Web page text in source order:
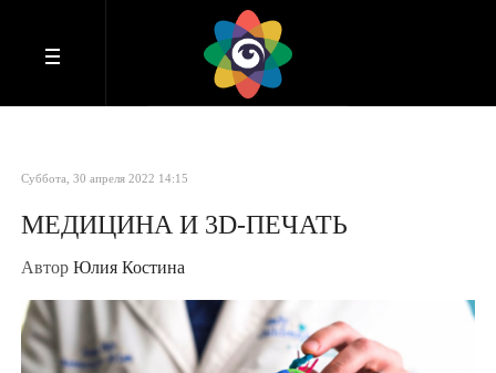
Суббота, 30 апреля 2022 14:15
МЕДИЦИНА И 3D-ПЕЧАТЬ
Автор Юлия Костина